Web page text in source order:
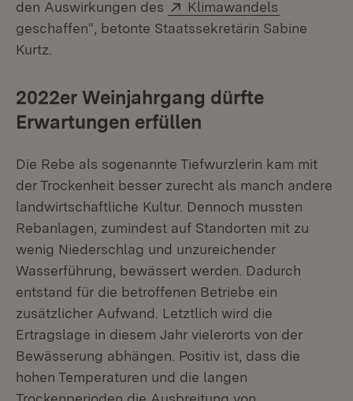
den Auswirkungen des Extern:
Klimawandels
geschaffen“, betonte Staatssekretärin Sabine
Kurtz.
2022er Weinjahrgang dürfte
Erwartungen erfüllen
Die Rebe als sogenannte Tiefwurzlerin kam mit
der Trockenheit besser zurecht als manch andere
landwirtschaftliche Kultur. Dennoch mussten
Rebanlagen, zumindest auf Standorten mit zu
wenig Niederschlag und unzureichender
Wasserführung, bewässert werden. Dadurch
entstand für die betroffenen Betriebe ein
zusätzlicher Aufwand. Letztlich wird die
Ertragslage in diesem Jahr vielerorts von der
Bewässerung abhängen. Positiv ist, dass die
hohen Temperaturen und die langen